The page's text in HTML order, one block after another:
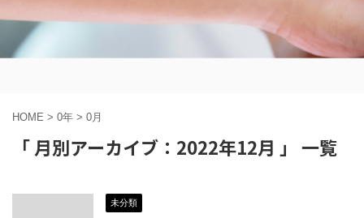
HOME > 0年 > 0月
「 月別アーカイブ：2022年12月 」 一覧
未分類